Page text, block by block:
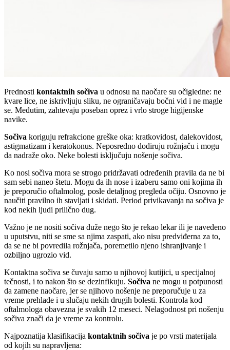
Prednosti kontaktnih sočiva u odnosu na naočare su očigledne: ne
kvare lice, ne iskrivljuju sliku, ne ograničavaju bočni vid i ne magle
se. Međutim, zahtevaju poseban oprez i vrlo stroge higijenske
navike.
Sočiva koriguju refrakcione greške oka: kratkovidost, dalekovidost,
astigmatizam i keratokonus. Neposredno dodiruju rožnjaču i mogu
da nadraže oko. Neke bolesti isključuju nošenje sočiva.
Ko nosi sočiva mora se strogo pridržavati određenih pravila da ne bi
sam sebi naneo štetu. Mogu da ih nose i izaberu samo oni kojima ih
je preporučio oftalmolog, posle detaljnog pregleda očiju. Osnovno je
naučiti pravilno ih stavljati i skidati. Period privikavanja na sočiva je
kod nekih ljudi prilično dug.
Važno je ne nositi sočiva duže nego što je rekao lekar ili je navedeno
u uputstvu, niti se sme sa njima zaspati, ako nisu predviđerna za to,
da se ne bi povredila rožnjača, poremetilo njeno ishranjivanje i
ozbiljno ugrozio vid.
Kontaktna sočiva se čuvaju samo u njihovoj kutijici, u specijalnoj
tečnosti, i to nakon što se dezinfikuju. Sočiva ne mogu u potpunosti
da zamene naočare, jer se njihovo nošenje ne preporučuje u za
vreme prehlade i u slučaju nekih drugih bolesti. Kontrola kod
oftalmologa obavezna je svakih 12 meseci. Nelagodnost pri nošenju
sočiva znači da je vreme za kontrolu.
Najpoznatija klasifikacija kontaktnih sočiva je po vrsti materijala
od kojih su napravljena: